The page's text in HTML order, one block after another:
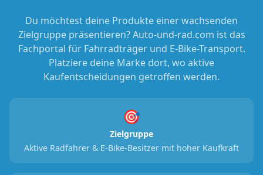
Du möchtest deine Produkte einer wachsenden
Zielgruppe präsentieren? Auto-und-rad.com ist das
Fachportal für Fahrradträger und E-Bike-Transport.
Platziere deine Marke dort, wo aktive
Kaufentscheidungen getroffen werden.
🎯
Zielgruppe
Aktive Radfahrer & E-Bike-Besitzer mit hoher Kaufkraft